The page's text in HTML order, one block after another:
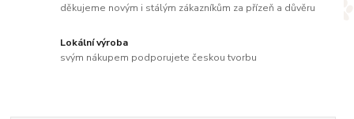
děkujeme novým i stálým zákazníkům za přízeň a důvěru
Lokální výroba
svým nákupem podporujete českou tvorbu